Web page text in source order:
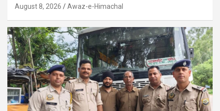
August 8, 2026 Awaz-e-Himachal